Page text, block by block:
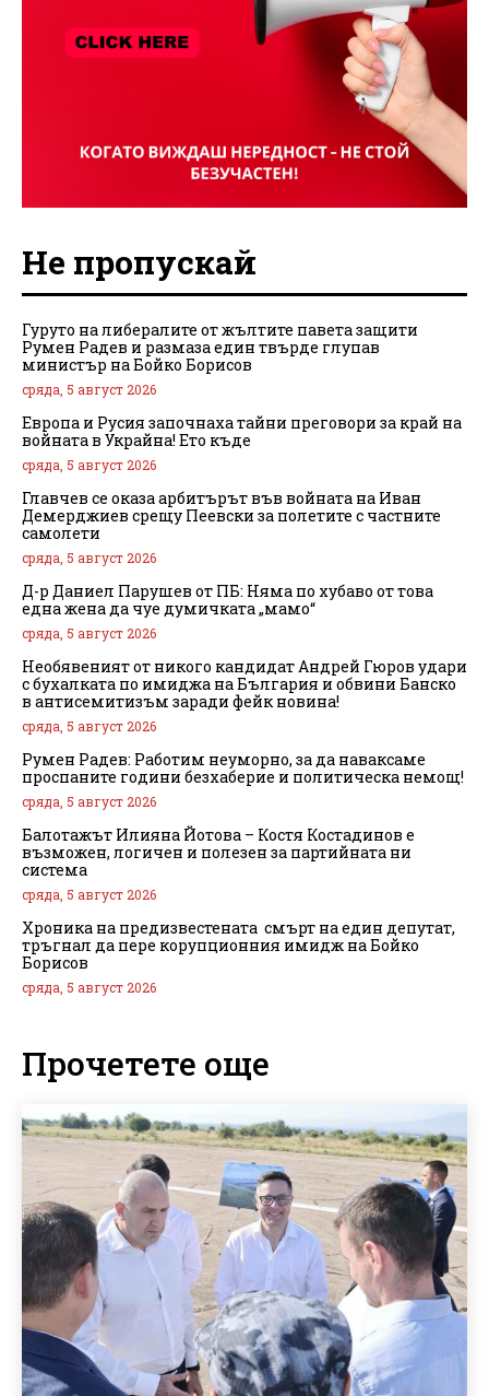
Не пропускай
Гуруто на либералите от жълтите павета защити
Румен Радев и размаза един твърде глупав
министър на Бойко Борисов
сряда, 5 август 2026
Европа и Русия започнаха тайни преговори за край на
войната в Украйна! Ето къде
сряда, 5 август 2026
Главчев се оказа арбитърът във войната на Иван
Демерджиев срещу Пеевски за полетите с частните
самолети
сряда, 5 август 2026
Д-р Даниел Парушев от ПБ: Няма по хубаво от това
една жена да чуе думичката „мамо“
сряда, 5 август 2026
Необявеният от никого кандидат Андрей Гюров удари
с бухалката по имиджа на България и обвини Банско
в антисемитизъм заради фейк новина!
сряда, 5 август 2026
Румен Радев: Работим неуморно, за да наваксаме
проспаните години безхаберие и политическа немощ!
сряда, 5 август 2026
Балотажът Илияна Йотова – Костя Костадинов е
възможен, логичен и полезен за партийната ни
система
сряда, 5 август 2026
Хроника на предизвестената смърт на един депутат,
тръгнал да пере корупционния имидж на Бойко
Борисов
сряда, 5 август 2026
Прочетете още